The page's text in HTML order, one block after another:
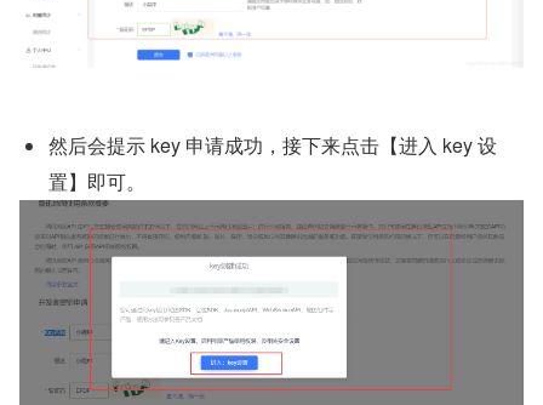
然后会提示 key 申请成功，接下来点击【进入 key 设
置】即可。